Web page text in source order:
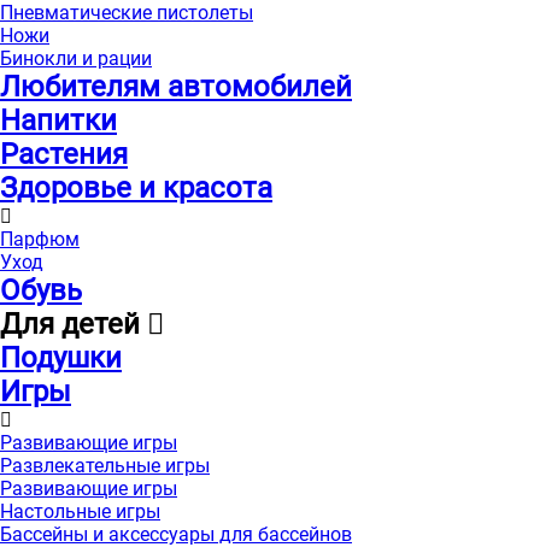
Пневматические пистолеты
Ножи
Бинокли и рации
Любителям автомобилей
Напитки
Растения
Здоровье и красота
Парфюм
Уход
Обувь
Для детей
Подушки
Игры
Развивающие игры
Развлекательные игры
Развивающие игры
Настольные игры
Бассейны и аксессуары для бассейнов